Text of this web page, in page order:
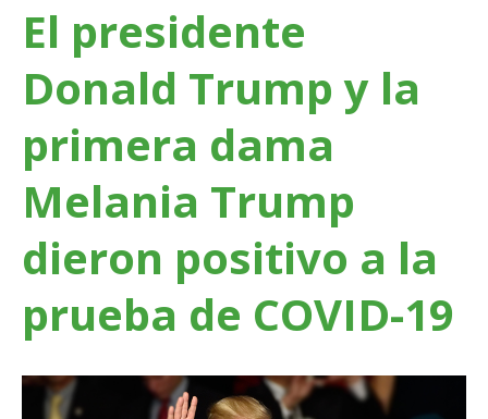
El presidente
Donald Trump y la
primera dama
Melania Trump
dieron positivo a la
prueba de COVID-19